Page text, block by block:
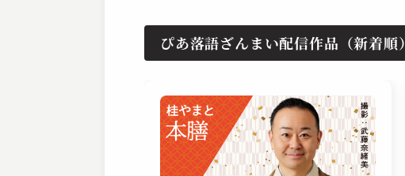
ぴあ落語ざんまい配信作品（新着順）